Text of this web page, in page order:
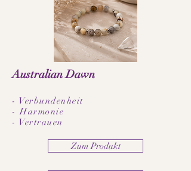
Australian Dawn
- Verbundenheit
- Harmonie
- Vertrauen
Zum Produkt